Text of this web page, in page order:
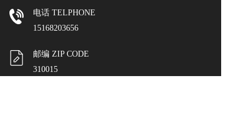
电话 TELPHONE
15168203656
邮编 ZIP CODE
310015